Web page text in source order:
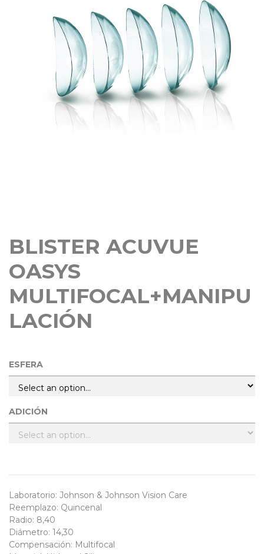
BLISTER ACUVUE
OASYS
MULTIFOCAL+MANIPU
LACIÓN
ESFERA
ADICIÓN
Laboratorio: Johnson & Johnson Vision Care
Reemplazo: Quincenal
Radio: 8,40
Diámetro: 14,30
Compensación: Multifocal